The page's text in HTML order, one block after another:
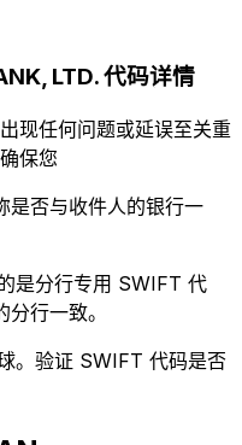
LTD. 代码详情
现任何问题或延误至关重
保您
是否与收件人的银行一
是分行专用 SWIFT 代
行一致。
。验证 SWIFT 代码是否